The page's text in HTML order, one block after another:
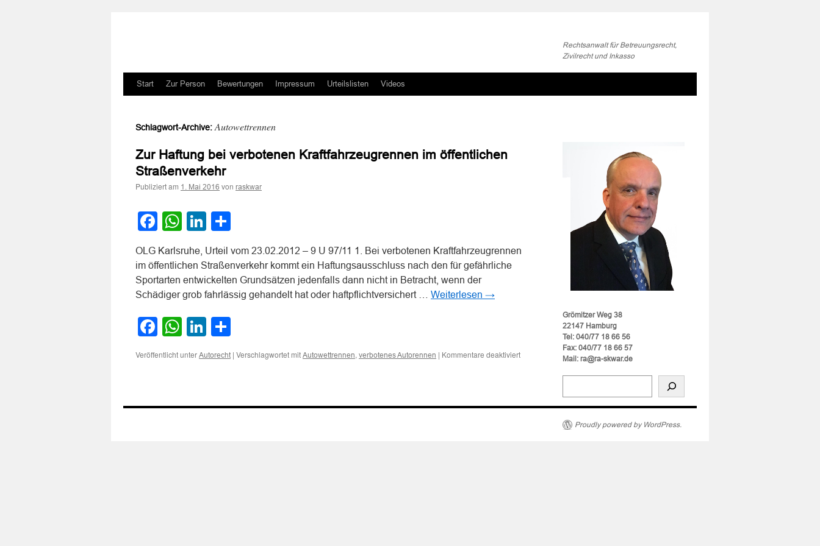
Rechtsanwalt für Betreuungsrecht,
Zivilrecht und Inkasso
Zum
springen
Start Zur Person Bewertungen Impressum Urteilslisten Videos
Schlagwort-Archive: Autowettrennen
Zur Haftung bei verbotenen Kraftfahrzeugrennen im öffentlichen
Straßenverkehr
Publiziert am 1. Mai 2016 von raskwar
Facebook
WhatsApp
LinkedIn
OLG Karlsruhe, Urteil vom 23.02.2012 – 9 U 97/11 1. Bei verbotenen Kraftfahrzeugrennen
im öffentlichen Straßenverkehr kommt ein Haftungsausschluss nach den für gefährliche
Sportarten entwickelten Grundsätzen jedenfalls dann nicht in Betracht, wenn der
Schädiger grob fahrlässig gehandelt hat oder haftpflichtversichert … Weiterlesen →
Facebook
WhatsApp
LinkedIn
Veröffentlicht unter Autorecht | Verschlagwortet mit Autowettrennen, verbotenes Autorennen | Kommentare deaktiviertfür
Kraftfahrzeugrennen
Grömitzer Weg 38
22147 Hamburg
Tel: 040/77 18 66 56
Fax: 040/77 18 66 57
Mail: ra@ra-skwar.de
Proudly powered by WordPress.